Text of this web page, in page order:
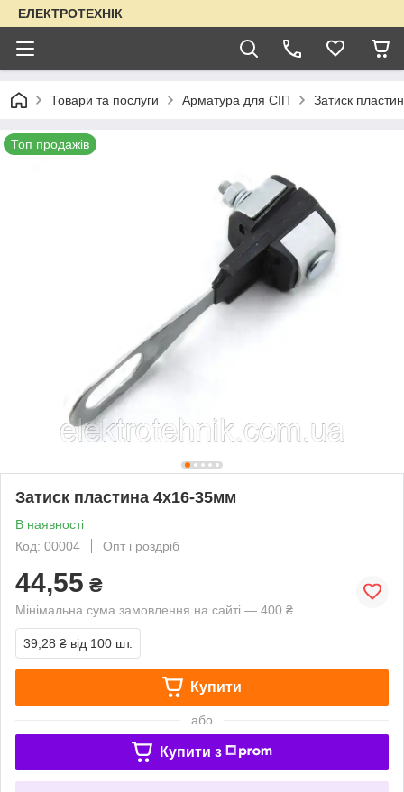
ЕЛЕКТРОТЕХНІК
Товари та послуги Арматура для СІП Затиск
Топ продажів
Затиск пластина 4х16-35мм
В наявності
Код: 00004
Опт і роздріб
44,55 ₴
Мінімальна сума замовлення на сайті — 400 ₴
39,28 ₴ від 100 шт.
Купити
або
Купити з